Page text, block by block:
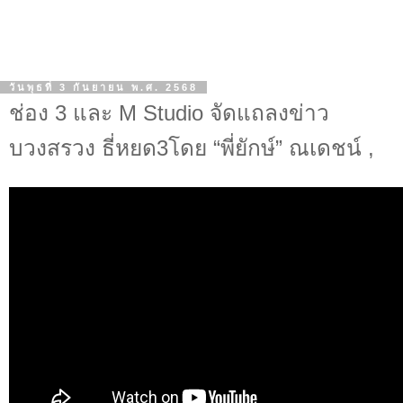
วันพุธที่ 3 กันยายน พ.ศ. 2568
ช่อง 3 และ M Studio จัดแถลงข่าว
บวงสรวง ธี่หยด3โดย “พี่ยักษ์” ณเดชน์ ,